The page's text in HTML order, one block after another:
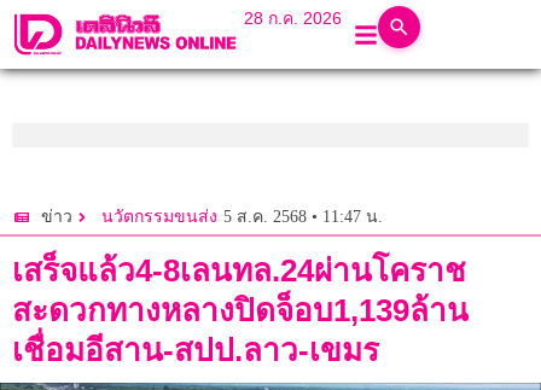
28 ก.ค. 2026
ข่าว นวัตกรรมขนส่ง 5 ส.ค. 2568 • 11:47 น.
เสร็จแล้ว4-8เลนทล.24ผ่านโคราช
สะดวกทางหลางปิดจ็อบ1,139ล้าน
เชื่อมอีสาน-สปป.ลาว-เขมร